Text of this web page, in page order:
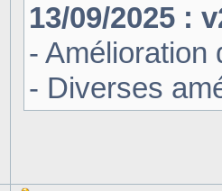
13/09/2025 :
- Amélioration
- Diverses